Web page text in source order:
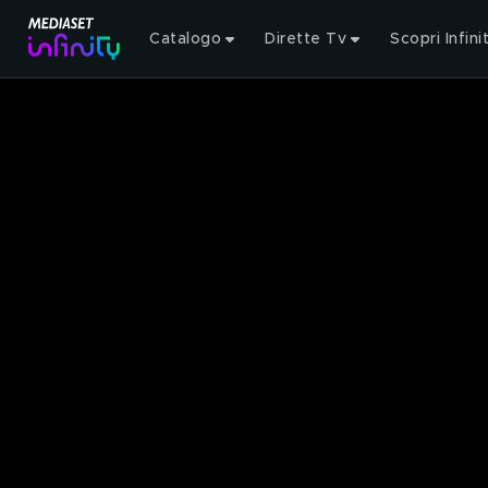
Catalogo Dirette Tv Scopri